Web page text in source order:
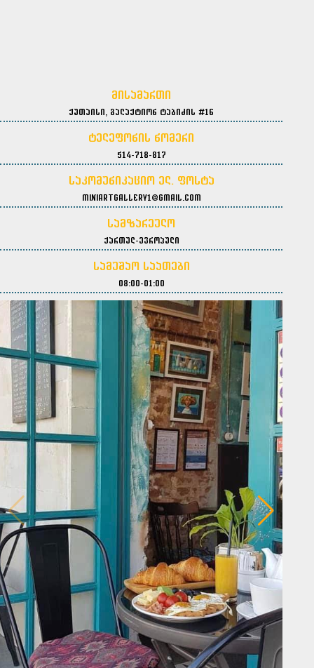
მისამართი
ქუთაისი, გალაქტიონ ტაბიძის #16
ტელეფონის ნომერი
514-718-817
საკომუნიკაციო ელ. ფოსტა
miniartgallery1@gmail.com
სამზარეულო
ქართულ-ევროპული
სამუშაო საათები
08:00-01:00